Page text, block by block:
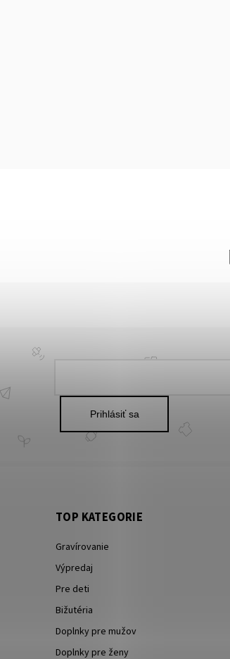
Prihlásiť sa
TOP KATEGORIE
Gravírovanie
Výpredaj
Pre deti
Bižutéria
Doplnky pre mužov
Doplnky pre ženy